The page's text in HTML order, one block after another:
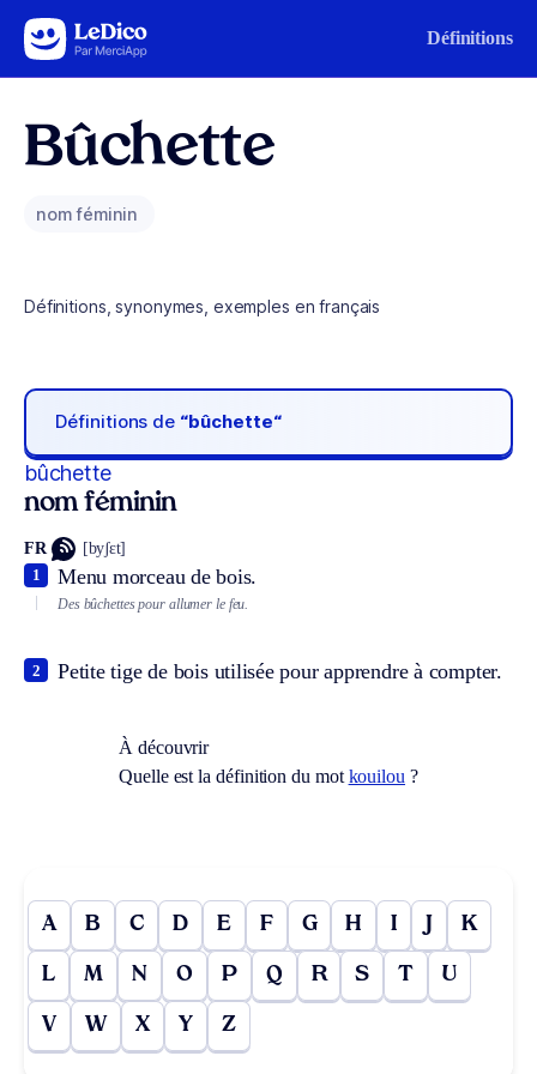
Aller au contenu Définitions
Bûchette
nom féminin
Définitions, synonymes, exemples en français
Définitions de “bûchette“
bûchette
nom féminin
FR [byʃɛt]
Menu morceau de bois.
1
Des bûchettes pour allumer le feu.
Petite tige de bois utilisée pour apprendre à compter.
2
À découvrir
Quelle est la définition du mot kouilou ?
A B C D E F G H I J K
L M N O P Q R S T U
V W X Y Z